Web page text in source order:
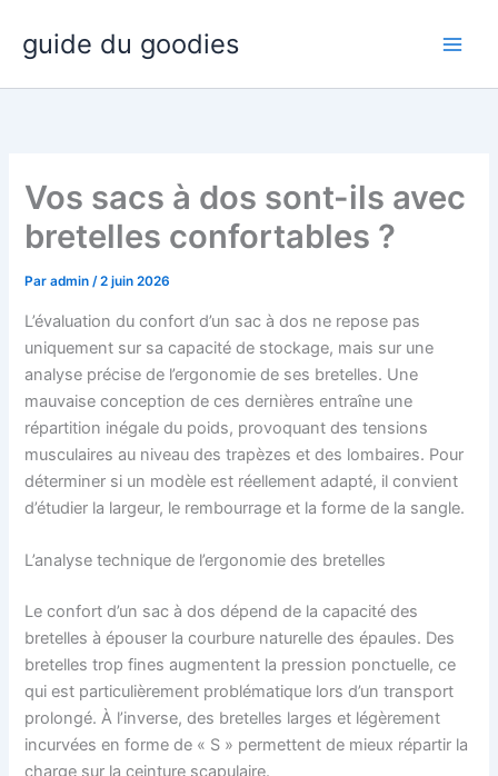
contenu
guide du goodies
Vos sacs à dos sont-ils avec
bretelles confortables ?
Paradmin/2 juin 2026
L’évaluation du confort d’un sac à dos ne repose pas
uniquement sur sa capacité de stockage, mais sur une
analyse précise de l’ergonomie de ses bretelles. Une
mauvaise conception de ces dernières entraîne une
répartition inégale du poids, provoquant des tensions
musculaires au niveau des trapèzes et des lombaires. Pour
déterminer si un modèle est réellement adapté, il convient
d’étudier la largeur, le rembourrage et la forme de la sangle.
L’analyse technique de l’ergonomie des bretelles
Le confort d’un sac à dos dépend de la capacité des
bretelles à épouser la courbure naturelle des épaules. Des
bretelles trop fines augmentent la pression ponctuelle, ce
qui est particulièrement problématique lors d’un transport
prolongé. À l’inverse, des bretelles larges et légèrement
incurvées en forme de « S » permettent de mieux répartir la
charge sur la ceinture scapulaire.